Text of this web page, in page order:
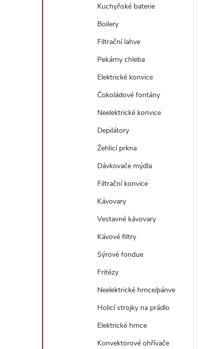
Kuchyňské baterie
Boilery
Filtrační lahve
Pekárny chleba
Elektrické konvice
Čokoládové fontány
Neelektrické konvice
Depilátory
Žehlicí prkna
Dávkovače mýdla
Filtrační konvice
Kávovary
Vestavné kávovary
Kávové filtry
Sýrové fondue
Fritézy
Neelektrické hrnce/pánve
Holicí strojky na prádlo
Elektrické hrnce
Konvektorové ohřívače